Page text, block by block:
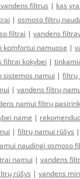
filtrus | kas
| osmoso filtrų
filtrai | vandens
komfortui namuose |
filtrai kokybei |
sistemos namui | filtrų
| vandens filtrų
namui filtrų
name |
| filtrų namui rūšys |
naudingi osmoso
namui | vandens
rūšys | vandens